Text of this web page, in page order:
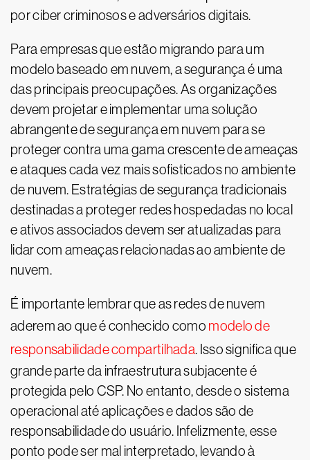
por ciber criminosos e adversários digitais.
Para empresas que estão migrando para um
modelo baseado em nuvem, a segurança é uma
das principais preocupações. As organizações
devem projetar e implementar uma solução
abrangente de segurança em nuvem para se
proteger contra uma gama crescente de ameaças
e ataques cada vez mais sofisticados no ambiente
de nuvem. Estratégias de segurança tradicionais
destinadas a proteger redes hospedadas no local
e ativos associados devem ser atualizadas para
lidar com ameaças relacionadas ao ambiente de
nuvem.
É importante lembrar que as redes de nuvem
aderem ao que é conhecido como modelo de
responsabilidade compartilhada. Isso significa que
grande parte da infraestrutura subjacente é
protegida pelo CSP. No entanto, desde o sistema
operacional até aplicações e dados são de
responsabilidade do usuário. Infelizmente, esse
ponto pode ser mal interpretado, levando à